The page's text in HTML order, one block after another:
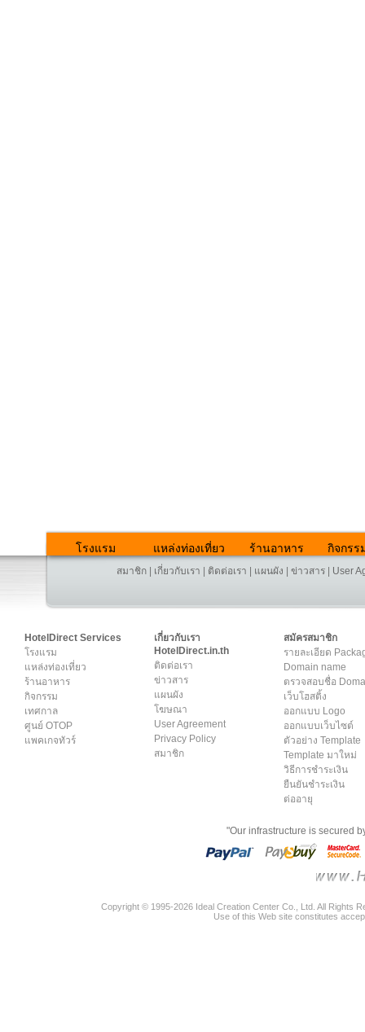
โรงแรม แหล่งท่องเที่ยว ร้านอาหาร กิจกรร
สมาชิก เกี่ยวกับเรา ติดต่อเรา แผนผัง ข่าวสาร User
HotelDirect Services
โรงแรม
แหล่งท่องเที่ยว
ร้านอาหาร
กิจกรรม
เทศกาล
ศูนย์ OTOP
แพคเกจทัวร์
เกี่ยวกับเรา
HotelDirect.in.th
ติดต่อเรา
ข่าวสาร
แผนผัง
โฆษณา
User Agreement
Privacy Policy
สมาชิก
สมัครสมาชิก
รายละเอียด
Domain name
ตรวจสอบชื่อ
เว็บโฮสติ้ง
ออกแบบ Logo
ออกแบบเว็บไซต์
ตัวอย่าง Template
Template มาใหม่
วิธีการชำระเงิน
ยืนยันชำระเงิน
ต่ออายุ
"Our infrastructure is secured
Copyright © 1995-2026 Ideal Creation Center Co., Ltd. All Rights
Use of this Web site constitutes